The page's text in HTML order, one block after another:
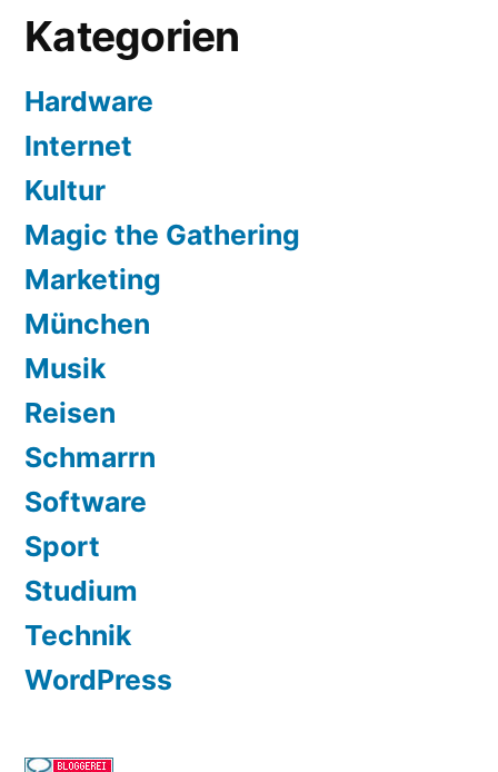
Kategorien
Hardware
Internet
Kultur
Magic the Gathering
Marketing
München
Musik
Reisen
Schmarrn
Software
Sport
Studium
Technik
WordPress